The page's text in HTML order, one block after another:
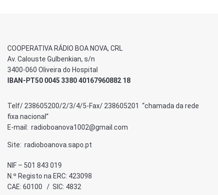
COOPERATIVA RÁDIO BOA NOVA, CRL
Av. Calouste Gulbenkian, s/n
3400-060 Oliveira do Hospital
IBAN-PT50 0045 3380 40167960882 18
Telf/ 238605200/2/3/4/5-Fax/ 238605201 “chamada da rede
fixa nacional”
E-mail: radioboanova1002@gmail.com
Site: radioboanova.sapo.pt
NIF – 501 843 019
N.º Registo na ERC: 423098
CAE: 60100 / SIC: 4832